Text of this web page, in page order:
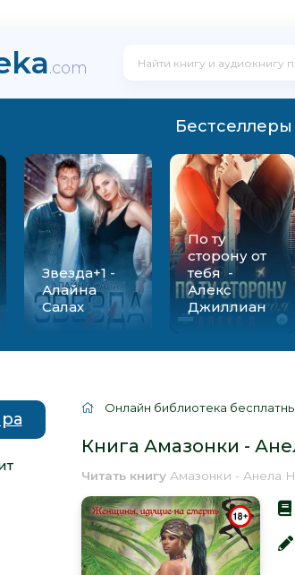
.com
Бестселлеры
Звезда+1 -
Алайна
Салах
По ту
сторону от
тебя -
Алекс
Джиллиан
Онлайн библиотека
Книга Амазонки -
Читать книгу Амазонки - Анела